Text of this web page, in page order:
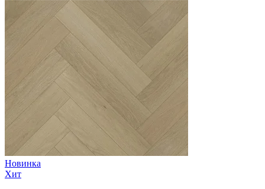
Новинка
Хит